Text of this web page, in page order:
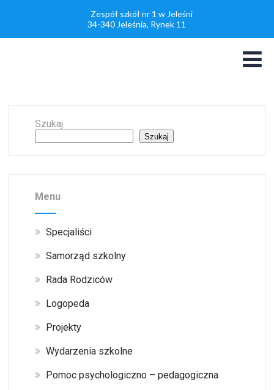
Zespół szkół nr 1 w Jeleśni
34-340 Jeleśnia, Rynek 11
Szukaj
Szukaj
Menu
Specjaliści
Samorząd szkolny
Rada Rodziców
Logopeda
Projekty
Wydarzenia szkolne
Pomoc psychologiczno – pedagogiczna